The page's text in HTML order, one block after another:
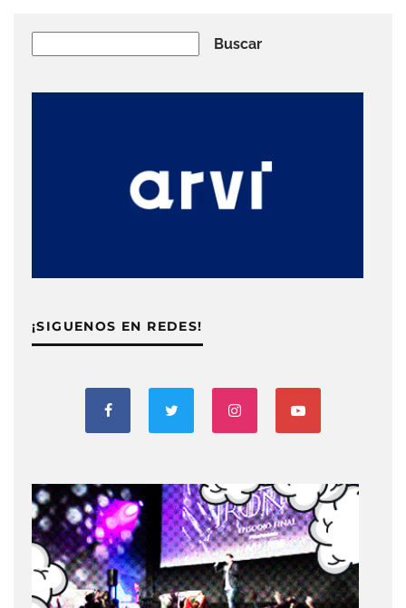
Buscar
¡SIGUENOS EN REDES!